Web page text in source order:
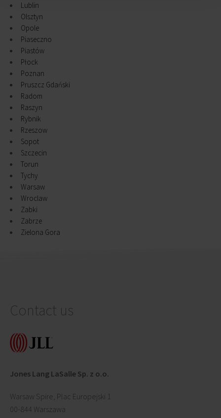
Lublin
Olsztyn
Opole
Piaseczno
Piastów
Płock
Poznan
Pruszcz Gdański
Radom
Raszyn
Rybnik
Rzeszow
Sopot
Szczecin
Torun
Tychy
Warsaw
Wroclaw
Zabki
Zabrze
Zielona Gora
Contact us
Jones Lang LaSalle Sp. z o.o.
Warsaw Spire, Plac Europejski 1
00-844 Warszawa